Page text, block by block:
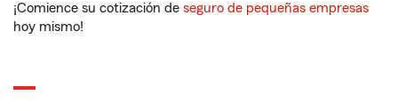
¡Comience su cotización de seguro de pequeñas empresas
hoy mismo!